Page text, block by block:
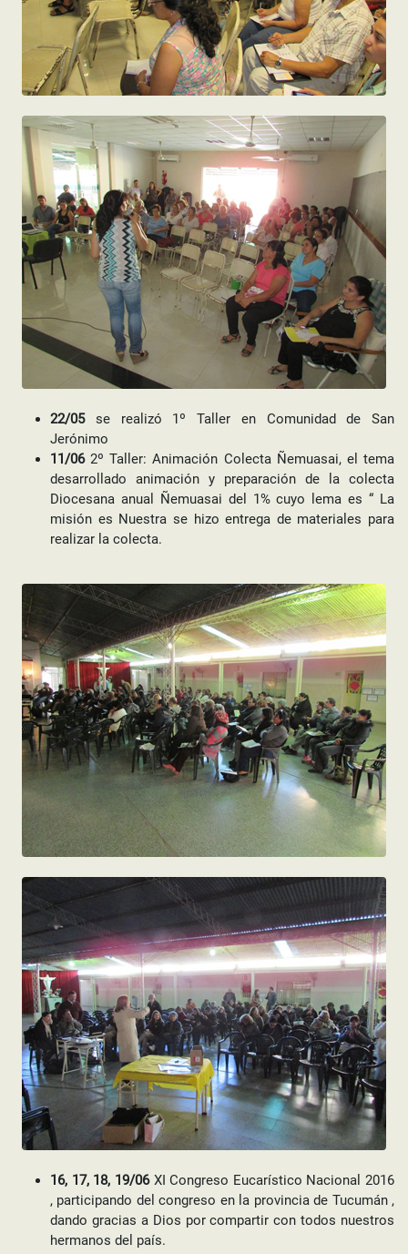
22/05se realizó 1º Taller en Comunidad de San
Jerónimo
11/062º Taller: Animación Colecta Ñemuasai, el tema
desarrollado animación y preparación de la colecta
Diocesana anual Ñemuasai del 1% cuyo lema es “ La
misión es Nuestra se hizo entrega de materiales para
realizar la colecta.
16, 17, 18, 19/06XI Congreso Eucarístico Nacional 2016
, participando del congreso en la provincia de Tucumán ,
dando gracias a Dios por compartir con todos nuestros
hermanos del país.